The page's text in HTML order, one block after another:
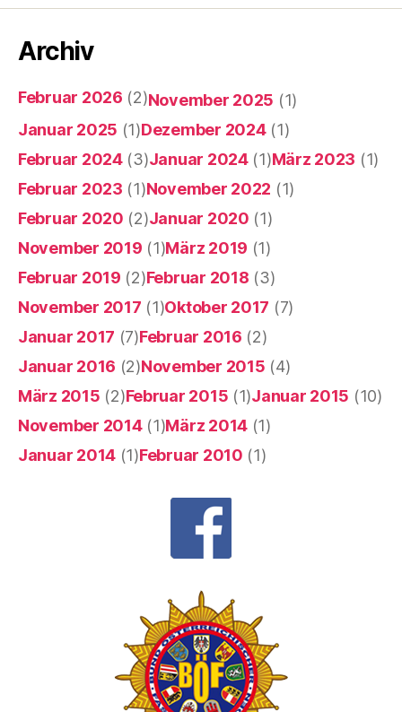
Beiträge
Archiv
Februar 2026 (2)November 2025 (1)
Januar 2025 (1)Dezember 2024(1)
Februar 2024(3)Januar 2024(1)März 2023 (1)
Februar 2023 (1)November 2022 (1)
Februar 2020 (2)Januar 2020 (1)
November 2019 (1)März 2019 (1)
Februar 2019 (2)Februar 2018 (3)
November 2017 (1)Oktober 2017 (7)
Januar 2017 (7)Februar 2016 (2)
Januar 2016 (2)November 2015 (4)
März 2015 (2)Februar 2015 (1)Januar 2015 (10)
November 2014(1)März 2014 (1)
Januar 2014 (1)Februar 2010 (1)